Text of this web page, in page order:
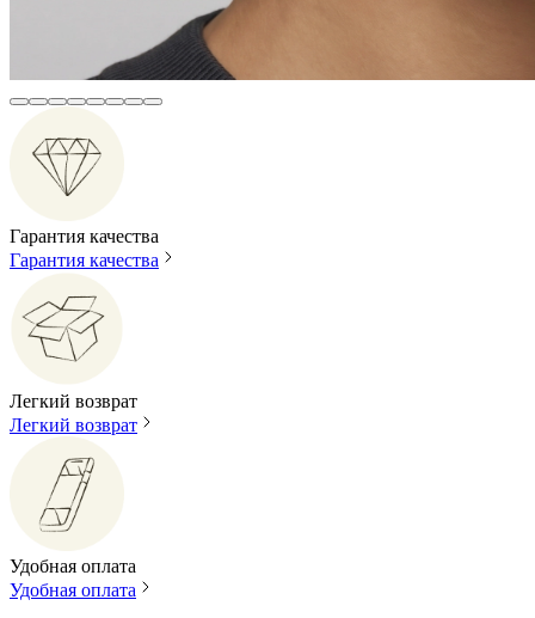
Гарантия качества
Гарантия качества
Легкий возврат
Легкий возврат
Удобная оплата
Удобная оплата